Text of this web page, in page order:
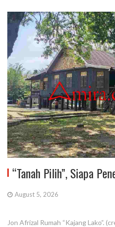
“Tanah Pilih”, Siapa
August 5, 2026
Jon Afrizal Rumah “Kajang Lako”.